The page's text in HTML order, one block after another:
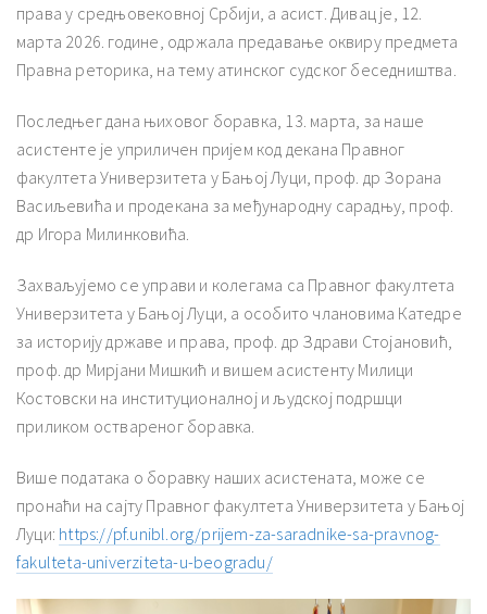
права у средњовековној Србији, а асист. Дивац је, 12.
марта 2026. године, одржала предавање оквиру предмета
Правна реторика, на тему атинског судског беседништва.
Последњег дана њиховог боравка, 13. марта, за наше
асистенте је уприличен пријем код декана Правног
факултета Универзитета у Бањој Луци, проф. др Зорана
Васиљевића и продекана за међународну сарадњу, проф.
др Игора Милинковића.
Захваљујемо се управи и колегама са Правног факултета
Универзитета у Бањој Луци, а особито члановима Катедре
за историју државе и права, проф. др Здрави Стојановић,
проф. др Мирјани Мишкић и вишем асистенту Милици
Костовски на институционалној и људској подршци
приликом оствареног боравка.
Више података о боравку наших асистената, може се
пронаћи на сајту Правног факултета Универзитета у Бањој
Луци: https://pf.unibl.org/prijem-za-saradnike-sa-pravnog-
fakulteta-univerziteta-u-beogradu/